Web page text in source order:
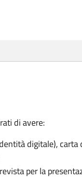
di avere:
digitale),
per la